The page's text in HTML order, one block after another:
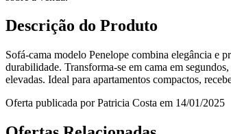
Descrição do Produto
Sofá‑cama modelo Penelope combina elegância e
durabilidade. Transforma‑se em cama em
elevadas. Ideal para apartamentos compactos,
Oferta publicada por Patricia Costa em 14/01/2025